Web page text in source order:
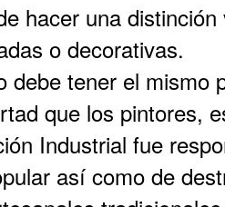
hacer una
o decorativas.
debe tener el mismo
que los pintores,
Industrial fue
así como de